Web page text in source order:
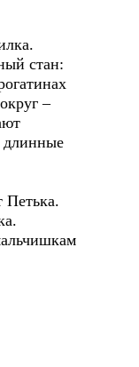
стан:
–
длинные
Петька.